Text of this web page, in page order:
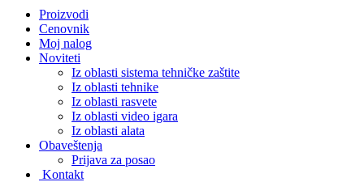
Proizvodi
Cenovnik
Moj nalog
Noviteti
Iz oblasti sistema tehničke zaštite
Iz oblasti tehnike
Iz oblasti rasvete
Iz oblasti video igara
Iz oblasti alata
Obaveštenja
Prijava za posao
Kontakt